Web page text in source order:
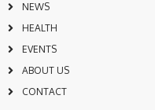
NEWS
HEALTH
EVENTS
ABOUT US
CONTACT